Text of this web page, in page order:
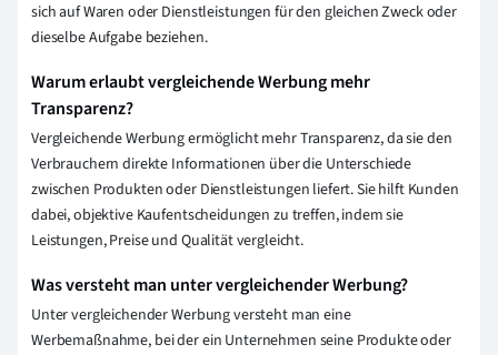
sich auf Waren oder Dienstleistungen für den gleichen Zweck oder
dieselbe Aufgabe beziehen.
Warum erlaubt vergleichende Werbung mehr
Transparenz?
Vergleichende Werbung ermöglicht mehr Transparenz, da sie den
Verbrauchern direkte Informationen über die Unterschiede
zwischen Produkten oder Dienstleistungen liefert. Sie hilft Kunden
dabei, objektive Kaufentscheidungen zu treffen, indem sie
Leistungen, Preise und Qualität vergleicht.
Was versteht man unter vergleichender Werbung?
Unter vergleichender Werbung versteht man eine
Werbemaßnahme, bei der ein Unternehmen seine Produkte oder